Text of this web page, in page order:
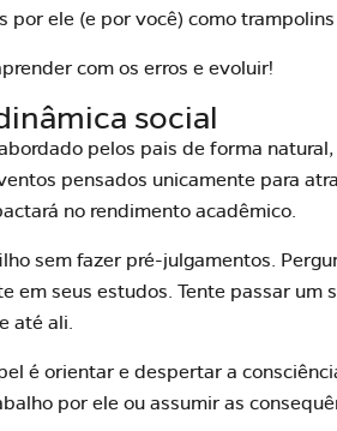
por ele (e por você) como
com os erros e evoluir!
social
pelos pais de forma
pensados unicamente para
no rendimento acadêmico.
sem fazer pré-julgamentos.
em seus estudos. Tente passar
até ali.
é orientar e despertar a
por ele ou assumir as